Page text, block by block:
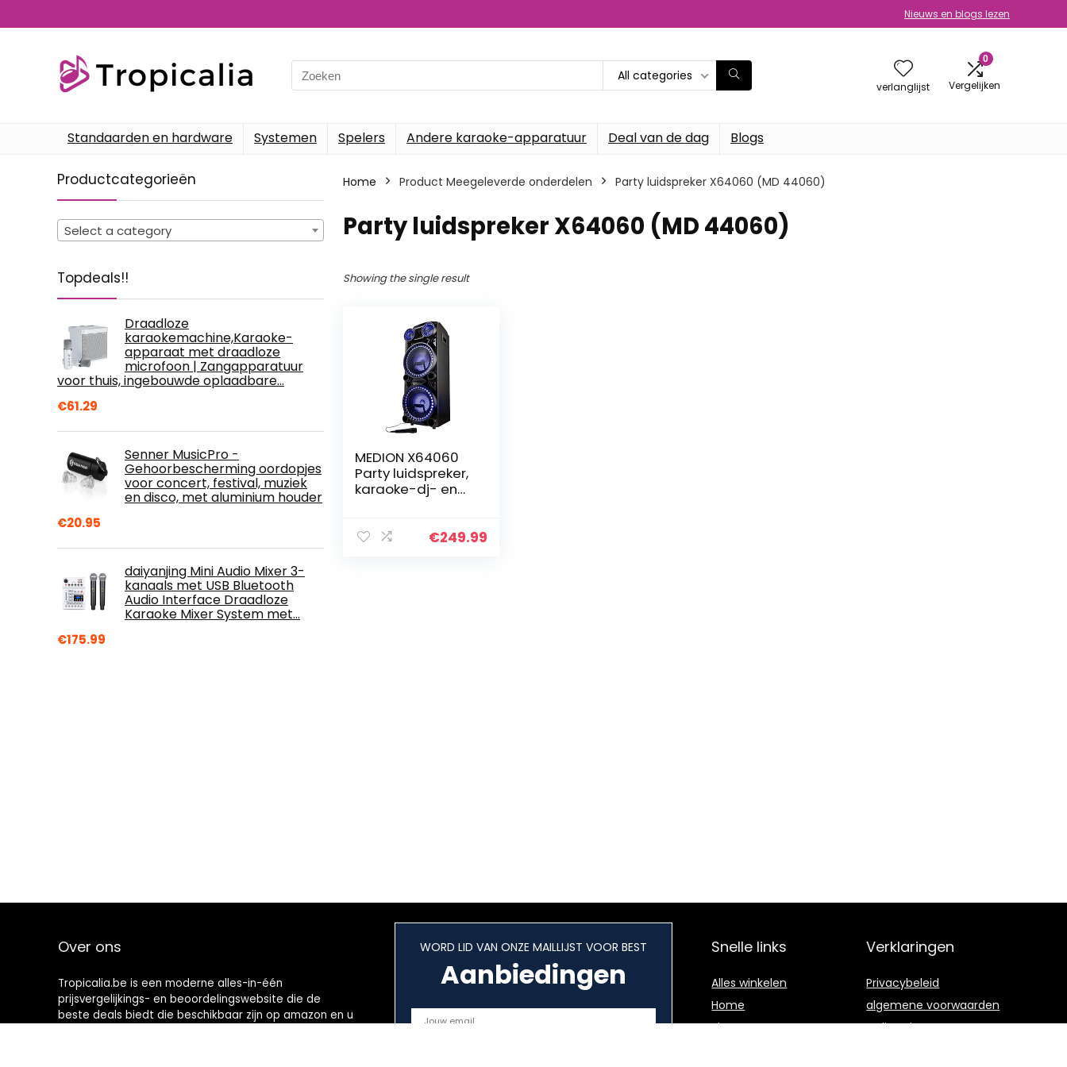
Nieuws en blogs lezen
Search
for:
All categories
verlanglijst
0
Vergelijken
Standaarden en hardware Systemen Spelers Andere karaoke-apparatuur Deal van de dag Blogs
Productcategorieën
Select a category
Topdeals!!
Draadloze
karaokemachine,Karaoke-
apparaat met draadloze
microfoon | Zangapparatuur
voor thuis, ingebouwde oplaadbare…
€61.29
Senner MusicPro -
Gehoorbescherming oordopjes
voor concert, festival, muziek
en disco, met aluminium houder
€20.95
daiyanjing Mini Audio Mixer 3-
kanaals met USB Bluetooth
Audio Interface Draadloze
Karaoke Mixer System met…
€175.99
Home Product Meegeleverde onderdelen ‎Party luidspreker X64060 (MD 44060)
‎Party luidspreker X64060 (MD 44060)
Showing the single result
MEDION X64060
Party luidspreker,
karaoke-dj- en
USB, AUX,
€249.99
Over ons
Tropicalia.be is een moderne alles-in-één
prijsvergelijkings- en beoordelingswebsite die de
beste deals biedt die beschikbaar zijn op amazon en u
WORD LID VAN ONZE MAILLIJST VOOR BEST
Aanbiedingen
Snelle links
Alles winkelen
Home
Blogs
Verklaringen
Privacybeleid
algemene voorwaarden
Gelieerde